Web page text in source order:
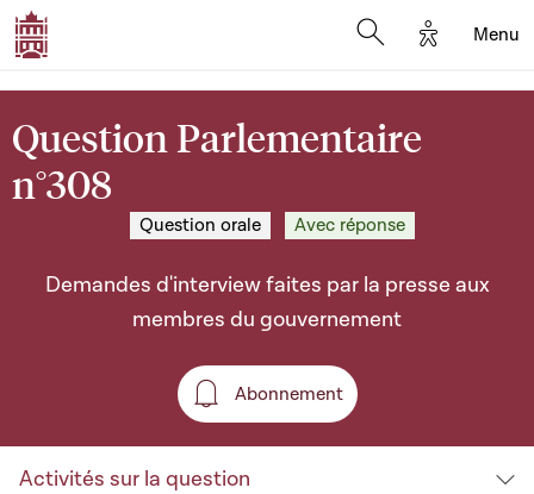
Options
Menu
Question Parlementaire
n°308
Question orale Avec réponse
Demandes d'interview faites par la presse aux
membres du gouvernement
Abonnement
Abonnement
Activités sur la question